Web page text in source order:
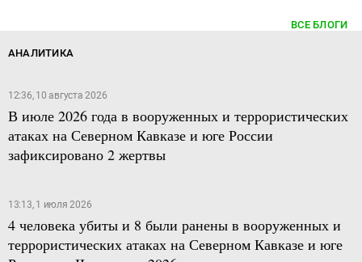
ВСЕ БЛОГИ
АНАЛИТИКА
12:36, 10 августа 2026
В июле 2026 года в вооруженных и террористических
атаках на Северном Кавказе и юге России
зафиксировано 2 жертвы
13:13, 1 июля 2026
4 человека убиты и 8 были ранены в вооруженных и
террористических атаках на Северном Кавказе и юге